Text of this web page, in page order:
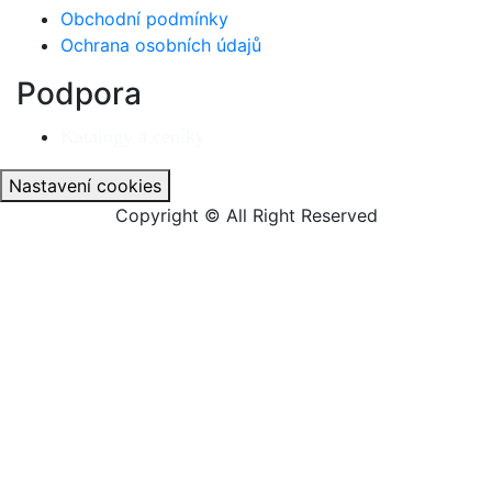
Obchodní podmínky
Ochrana osobních údajů
Podpora
Nastavení cookies
Copyright © All Right Reserved